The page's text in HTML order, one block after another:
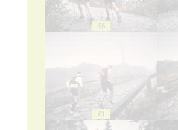
56
61